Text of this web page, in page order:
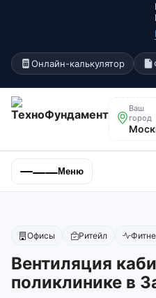
Онлайн-калькулятор
Ваш
город
Меню
Офисы Ритейл
Вентиляция
поликлинике в